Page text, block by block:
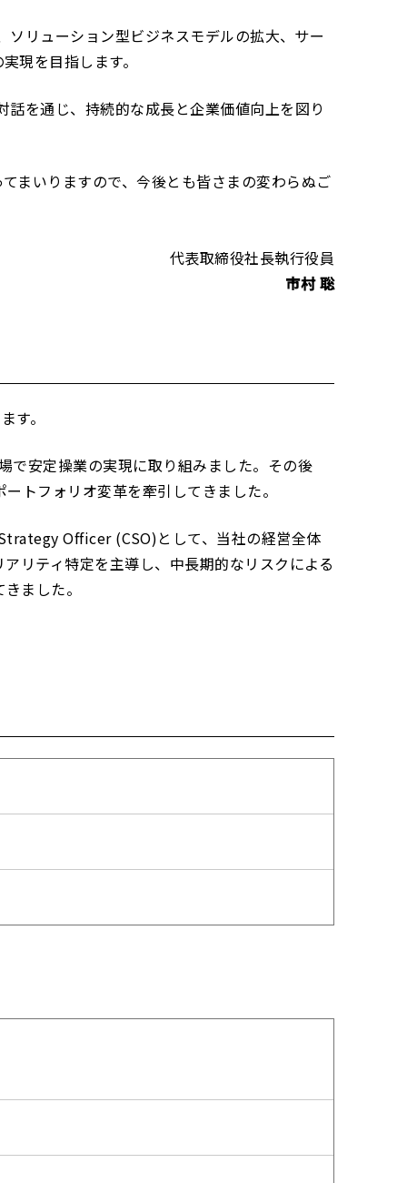
リューション型ビジネスモデルの拡大、サー
現を目指します。
を通じ、持続的な成長と企業価値向上を図り
まいりますので、今後とも皆さまの変わらぬご
代表取締役社長執行役員
市村 聡
す。
で安定操業の実現に取り組みました。その後
トフォリオ変革を牽引してきました。
Officer (CSO)として、当社の経営全体
リティ特定を主導し、中長期的なリスクによる
ました。